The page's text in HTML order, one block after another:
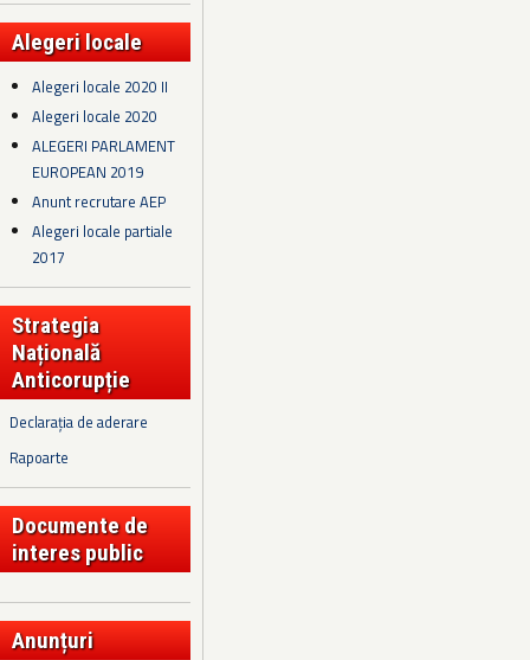
Alegeri locale
Alegeri locale 2020 II
Alegeri locale 2020
ALEGERI PARLAMENT
EUROPEAN 2019
Anunt recrutare AEP
Alegeri locale partiale
2017
Strategia
Națională
Anticorupție
Declarația de aderare
Rapoarte
Documente de
interes public
Anunțuri